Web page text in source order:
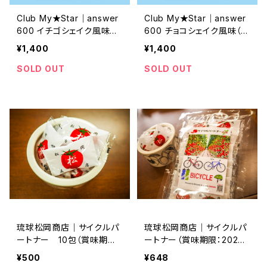
Club My★Star｜answer
600 イチゴシェイク風味
（賞味期限2026.12）
¥1,400
SOLD OUT
Club My★Star｜answer
600 チョコシェイク風味（賞
味期限2026.12）
¥1,400
SOLD OUT
琉球松岡商店｜サイクルパ
ートナー 10包（賞味期限：
2026年5月）
¥500
琉球松岡商店｜サイクルパ
ートナー（賞味期限：2026
年5月）
¥648